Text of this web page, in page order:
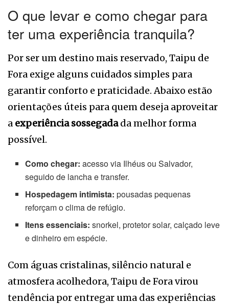
O que levar e como chegar para
ter uma experiência tranquila?
Por ser um destino mais reservado, Taipu de
Fora exige alguns cuidados simples para
garantir conforto e praticidade. Abaixo estão
orientações úteis para quem deseja aproveitar
a experiência sossegadada melhor forma
possível.
Como chegar: acesso via Ilhéus ou Salvador,
seguido de lancha e transfer.
Hospedagem intimista: pousadas pequenas
reforçam o clima de refúgio.
Itens essenciais: snorkel, protetor solar, calçado leve
e dinheiro em espécie.
Com águas cristalinas, silêncio natural e
atmosfera acolhedora, Taipu de Fora virou
tendência por entregar uma das experiências